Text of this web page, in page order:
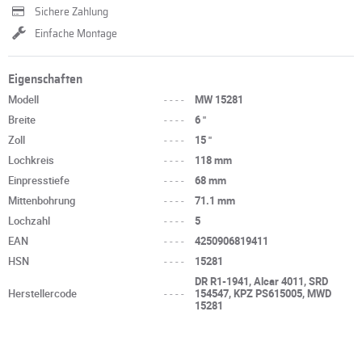
Sichere Zahlung
Einfache Montage
Eigenschaften
Modell ----
MW 15281
Breite
----
6 "
Zoll
----
15 "
Lochkreis
----
118 mm
Einpresstiefe
----
68 mm
Mittenbohrung
----
71.1 mm
Lochzahl
----
5
EAN
----
4250906819411
HSN
---- 15281
Herstellercode ----
DR R1-1941, Alcar 4011, SRD
154547, KPZ PS615005, MWD
15281